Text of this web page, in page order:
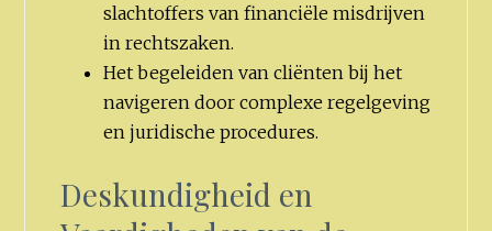
slachtoffers van financiële misdrijven
in rechtszaken.
Het begeleiden van cliënten bij het
navigeren door complexe regelgeving
en juridische procedures.
Deskundigheid en